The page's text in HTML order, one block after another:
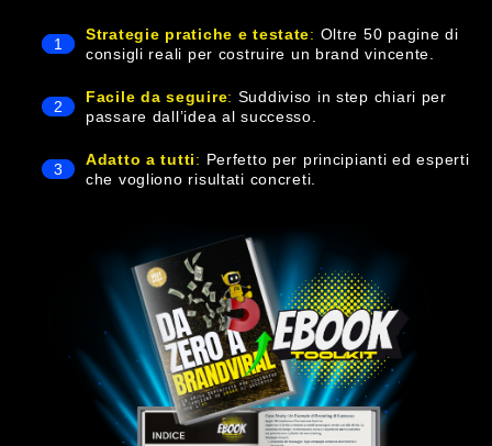
1
Strategie pratiche e testate: Oltre 50 pagine di
consigli reali per costruire un brand vincente.
2
Facile da seguire: Suddiviso in step chiari per
passare dall’idea al successo.
3
Adatto a tutti: Perfetto per principianti ed esperti
che vogliono risultati concreti.